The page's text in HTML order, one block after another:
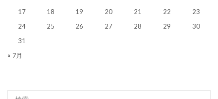
17
18 19 20 21 22
23
24
25 26 27 28 29
30
31
« 7月